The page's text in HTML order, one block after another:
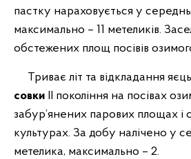
пастку нараховується у
максимально – 11 метеликів.
обстежених площ посівів
Триває літ та відкладання
совки ІІ покоління на посівах
забур’янених парових площах і
культурах. За добу налічено у
метелика, максимально – 2.